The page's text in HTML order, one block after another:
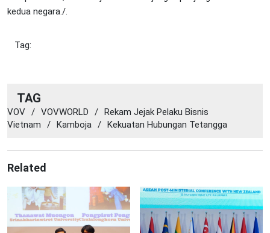
kedua negara./.
Tag:
TAG
VOV / VOVWORLD / Rekam Jejak Pelaku Bisnis
Vietnam
/ Kamboja / Kekuatan Hubungan Tetangga
Related